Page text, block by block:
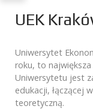
UEK
Uniwersytet
roku, to
Uniwersytetu jest
edukacji, łączącej
teoretyczną.